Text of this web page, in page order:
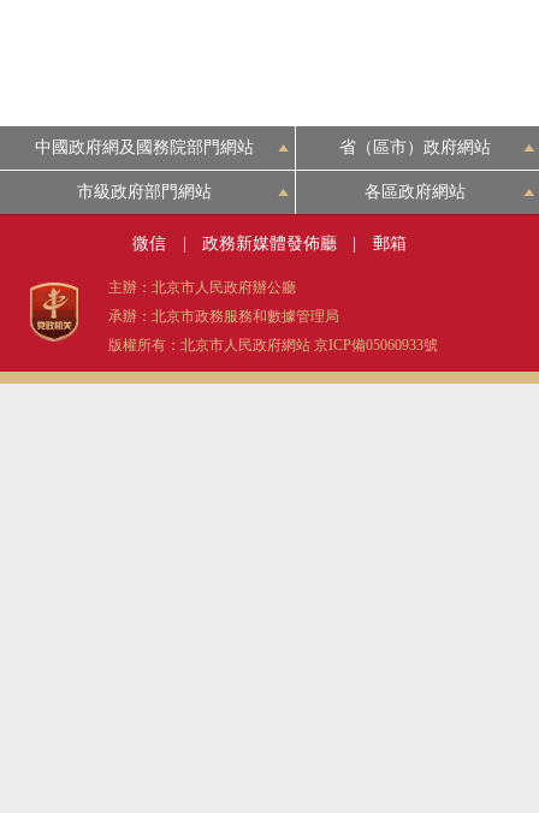
中國政府網及國務院部門網站 省（區市）政府網站
市級政府部門網站 各區政府網站
微信 政務新媒體發佈廳 郵箱
主辦：北京市人民政府辦公廳
承辦：北京市政務服務和數據管理局
版權所有：北京市人民政府網站 京ICP備05060933號